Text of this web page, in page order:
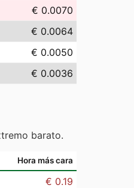
€ 0.0070
€ 0.0064
€ 0.0050
€ 0.0036
barato.
Hora más cara
€ 0.19